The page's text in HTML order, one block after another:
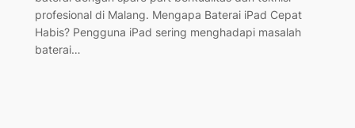
profesional di Malang. Mengapa Baterai iPad Cepat
Habis? Pengguna iPad sering menghadapi masalah
baterai…